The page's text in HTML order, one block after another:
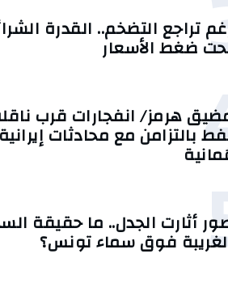
تراجع التضخم.. القدرة
ضغط الأسعار
هرمز/ انفجارات قرب
بالتزامن مع محادثات إيرانية
أثارت الجدل.. ما حقيقة
فوق سماء تونس؟